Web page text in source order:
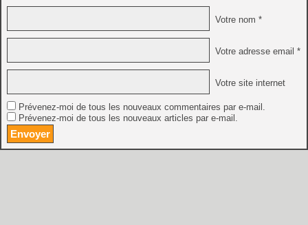
Votre nom *
Votre adresse email *
Votre site internet
Prévenez-moi de tous les nouveaux commentaires par e-mail.
Prévenez-moi de tous les nouveaux articles par e-mail.